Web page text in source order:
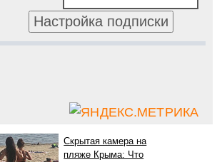
Скрытая камера на
пляже Крыма: Что